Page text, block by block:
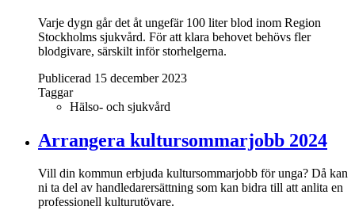
Varje dygn går det åt ungefär 100 liter blod inom Region
Stockholms sjukvård. För att klara behovet behövs fler
blodgivare, särskilt inför storhelgerna.
Publicerad 15 december 2023
Taggar
Hälso- och sjukvård
Arrangera kultursommarjobb 2024
Vill din kommun erbjuda kultursommarjobb för unga? Då kan
ni ta del av handledarersättning som kan bidra till att anlita en
professionell kulturutövare.